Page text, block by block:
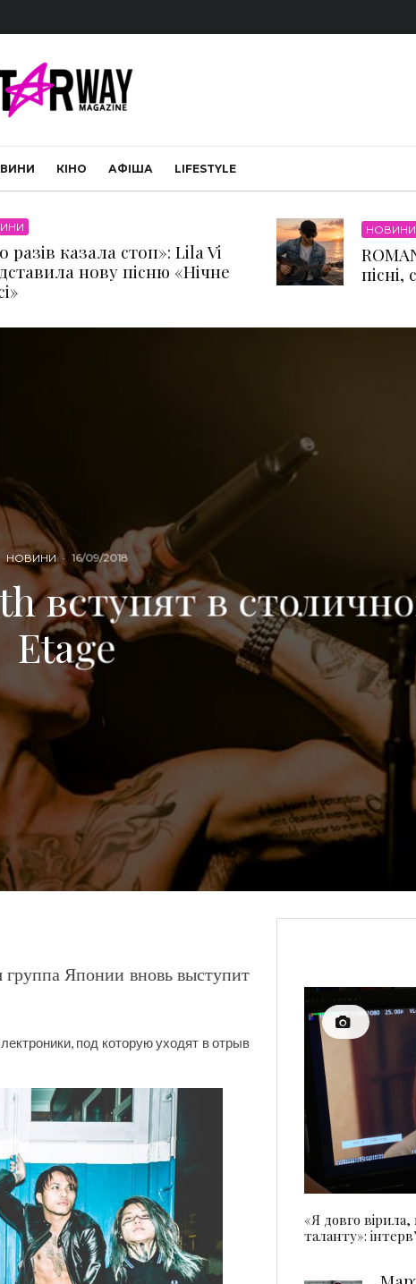
КІНО АФІША LIFESTYLE
разів казала стоп»: Lila Vi
нову пісню «Нічне
НОВИНИ
пісні,
НОВИНИ · 16/09/2018
вступят в
Etage
группа Японии вновь выступит
под которую уходят в отрыв
«Я довго
таланту»: